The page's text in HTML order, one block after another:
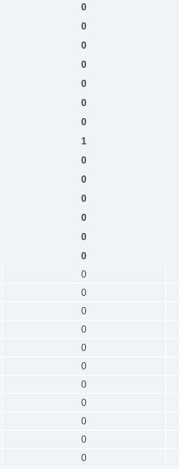
0
0
0
0
0
0
0
1
0
0
0
0
0
0
0
0
0
0
0
0
0
0
0
0
0